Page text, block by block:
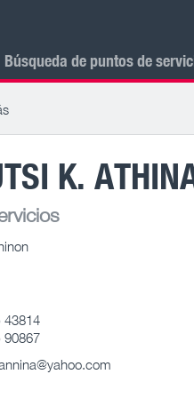
Búsqueda de puntos de
K.
43814
90867